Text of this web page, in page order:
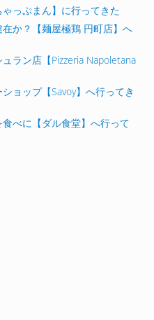
っぷまん】に行ってきた
か？【麺屋極鶏 円町店】へ
ラン店【Pizzeria Napoletana
ョップ【Savoy】へ行ってき
べに【ダル食堂】へ行って